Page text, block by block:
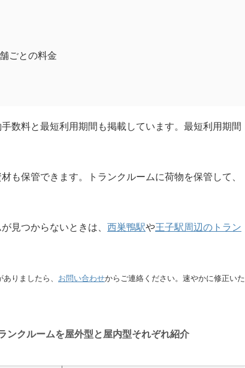
ごとの料金
数料と最短利用期間も掲載しています。最短利用期間
も保管できます。トランクルームに荷物を保管して、
見つからないときは、 西巣鴨駅や王子駅周辺のトラン
りましたら、 お問い合わせからご連絡ください。速やかに修正いた
ンクルームを屋外型と屋内型それぞれ紹介